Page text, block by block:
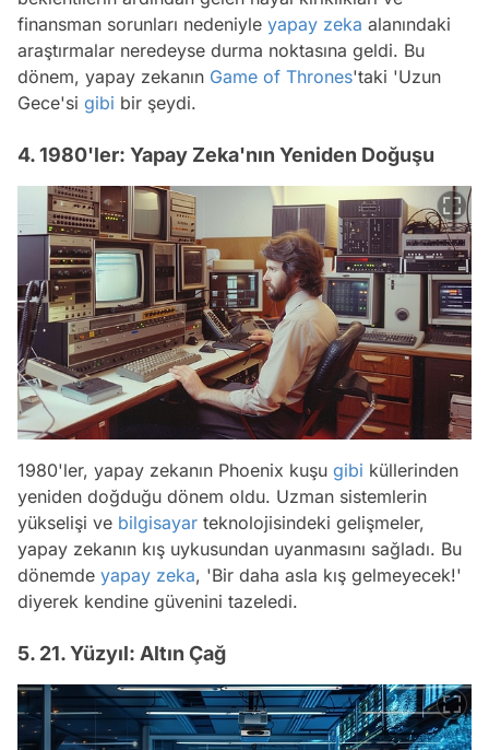
finansman sorunları nedeniyle yapay zeka alanındaki
araştırmalar neredeyse durma noktasına geldi. Bu
dönem, yapay zekanın Game of Thrones'taki 'Uzun
Gece'si gibi bir şeydi.
4. 1980'ler: Yapay Zeka'nın Yeniden Doğuşu
1980'ler, yapay zekanın Phoenix kuşu gibi küllerinden
yeniden doğduğu dönem oldu. Uzman sistemlerin
yükselişi ve bilgisayar teknolojisindeki gelişmeler,
yapay zekanın kış uykusundan uyanmasını sağladı. Bu
dönemde yapay zeka, 'Bir daha asla kış gelmeyecek!'
diyerek kendine güvenini tazeledi.
5. 21. Yüzyıl: Altın Çağ